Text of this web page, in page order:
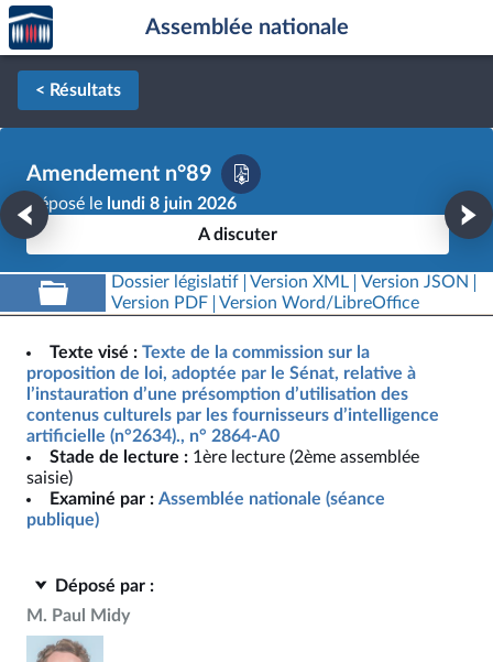
Aller au contenu
Aller en bas de la page
Accèder
à la
page
d'accueil
Assemblée nationale
< Résultats
Amendement n°89
Déposé le lundi 8 juin 2026
A discuter
Dossier législatif Version XML
Version JSON
Version PDF
Version Word/LibreOffice
Texte visé : Texte de la commission sur la
proposition de loi, adoptée par le Sénat, relative à
l’instauration d’une présomption d’utilisation des
contenus culturels par les fournisseurs d’intelligence
artificielle (n°2634)., n° 2864-A0
Stade de lecture : 1ère lecture (2ème assemblée
saisie)
Examiné par : Assemblée nationale (séance
publique)
Déposé par :
M. Paul Midy